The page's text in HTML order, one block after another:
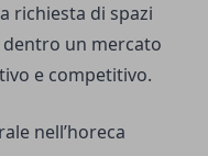
richiesta di spazi
un mercato
e competitivo.
nell’horeca